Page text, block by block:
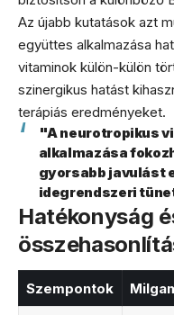
Az újabb kutatások azt
együttes alkalmazása
vitaminok külön-külön
szinergikus hatást
terápiás eredményeket.
"A neurotropikus
alkalmazása
gyorsabb javulást
idegrendszeri
Hatékonyság
Szempontok